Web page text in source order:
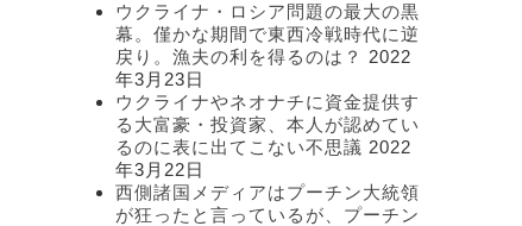
ウクライナ・ロシア問題の最大の黒
幕。僅かな期間で東西冷戦時代に逆
戻り。漁夫の利を得るのは？
2022
年3月23日
ウクライナやネオナチに資金提供す
る大富豪・投資家、本人が認めてい
るのに表に出てこない不思議 2022
年3月22日
西側諸国メディアはプーチン大統領
が狂ったと言っているが、プーチン